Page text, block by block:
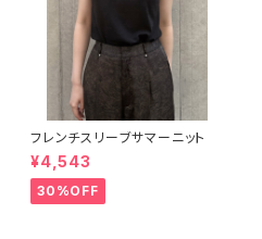
フレンチスリーブサマーニット
¥4,543
30%OFF